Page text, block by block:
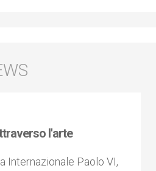
l'arte
Internazionale Paolo VI,